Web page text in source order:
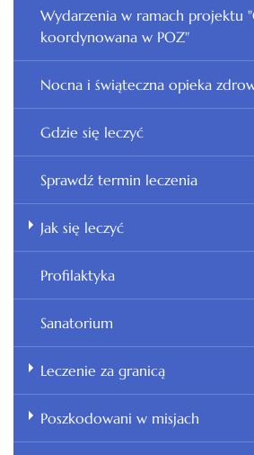
Wydarzenia w ramach projektu
koordynowana w POZ"
Nocna i świąteczna opieka
Gdzie się leczyć
Sprawdź termin leczenia
Jak się leczyć
Profilaktyka
Sanatorium
Leczenie za granicą
Poszkodowani w misjach